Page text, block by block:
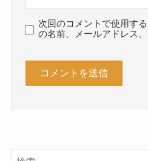
次回のコメントで使用す
の名前、メールアドレス